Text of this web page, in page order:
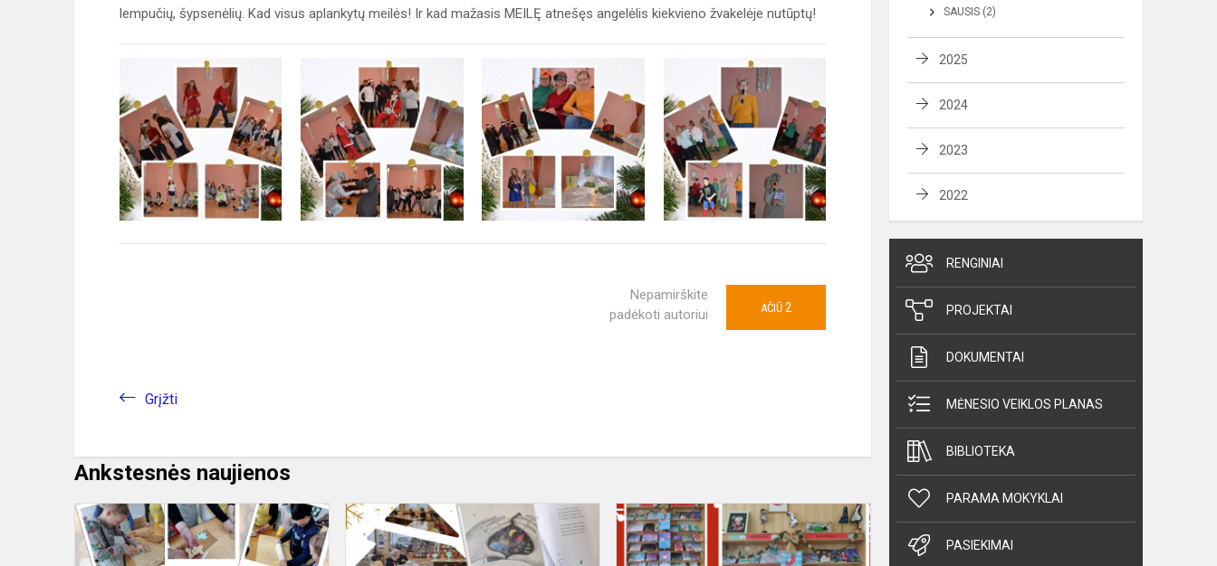
lempučių, šypsenėlių. Kad visus aplankytų meilės! Ir kad mažasis MEILĘ atnešęs angelėlis kiekvieno žvakelėje nutūptų!
Nepamirškite
padėkoti autoriui
AČIŪ 2
Grįžti
Ankstesnės naujienos
Ypatingi
sausainiai
Paslapčiausia
paslaptis
Kalėdų
džiaugsmai
SAUSIS (2)
2025
2024
2023
2022
RENGINIAI
PROJEKTAI
DOKUMENTAI
MĖNESIO VEIKLOS PLANAS
BIBLIOTEKA
PARAMA MOKYKLAI
PASIEKIMAI